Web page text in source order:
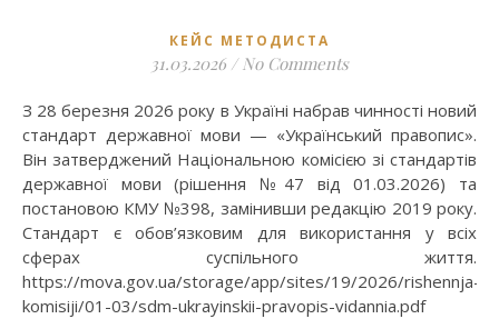
КЕЙС МЕТОДИСТА
31.03.2026 / No Comments
З 28 березня 2026 року в Україні набрав чинності новий
стандарт державної мови — «Український правопис».
Він затверджений Національною комісією зі стандартів
державної мови (рішення №47 від 01.03.2026) та
постановою КМУ №398, замінивши редакцію 2019 року.
Стандарт є обов’язковим для використання у всіх
сферах суспільного життя.
https://mova.gov.ua/storage/app/sites/19/2026/rishennja-
komisiji/01-03/sdm-ukrayinskii-pravopis-vidannia.pdf